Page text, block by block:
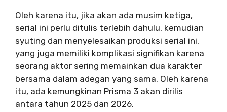
Oleh karena itu, jika akan ada musim ketiga,
serial ini perlu ditulis terlebih dahulu, kemudian
syuting dan menyelesaikan produksi serial ini,
yang juga memiliki komplikasi signifikan karena
seorang aktor sering memainkan dua karakter
bersama dalam adegan yang sama. Oleh karena
itu, ada kemungkinan Prisma 3 akan dirilis
antara tahun 2025 dan 2026.